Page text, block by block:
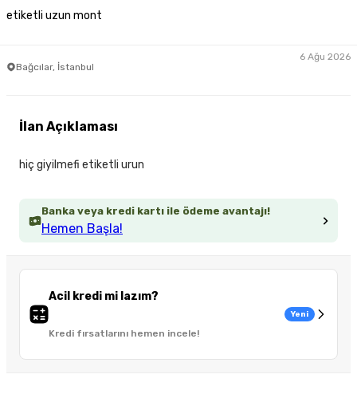
etiketli uzun mont
Bağcılar, İstanbul
6 Ağu 2026
Banka veya kredi kartı ile ödeme avantajı!
Hemen Başla!
Acil kredi mi lazım?
Kredi fırsatlarını hemen incele!
Yeni
İlan Açıklaması
hiç giyilmefi etiketli urun